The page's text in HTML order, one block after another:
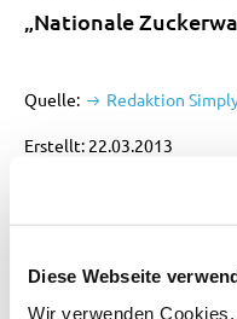
Diese Webseite
Wir verwenden
„Nationale
Quelle: Redaktion
Erstellt: 22.03.2013
Dieser Beitrag
alten
Website importiert.
allfällige